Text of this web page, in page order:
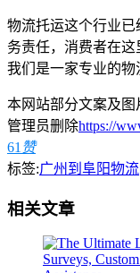
物流托运这个行业
务责任，消费者在这
我们是一家专业的
本网站部分文案及
管理员删除https://
61 赞
标签:广州到阜阳物
相关文章